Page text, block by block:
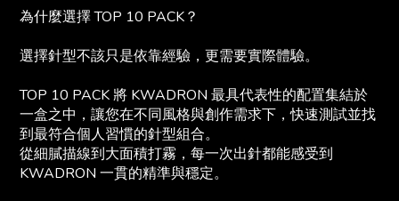
為什麼選擇 TOP 10 PACK？
選擇針型不該只是依靠經驗，更需要實際體驗。
TOP 10 PACK 將 KWADRON 最具代表性的配置集結於
一盒之中，讓您在不同風格與創作需求下，快速測試並找
到最符合個人習慣的針型組合。
從細膩描線到大面積打霧，每一次出針都能感受到
KWADRON 一貫的精準與穩定。